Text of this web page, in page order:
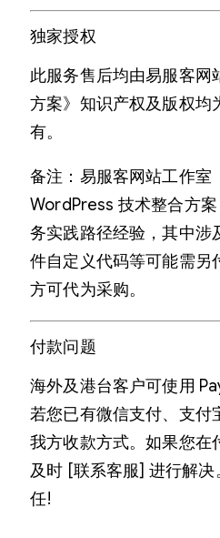
独家授权
此服务售后均由易服客网
方案》知识产权及版权均
有。
备注：易服客网站工作室
WordPress 技术整合方
务实践路径经验，其中涉
件自定义代码等可能需另
方可代为采购。
付款问题
海外及港台客户可使用
若您已有微信支付、支付
我方收款方式。如果您在
及时 [联系客服] 进行解
任!